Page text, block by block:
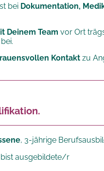
bei Dokumentation,
Deinem Team vor Ort
bei.
Kontakt zu
, 3-jährige
ausgebildete/r